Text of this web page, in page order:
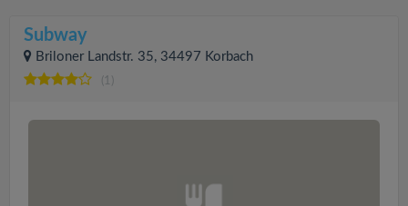
Subway
Briloner Landstr. 35, 34497 Korbach
(1)